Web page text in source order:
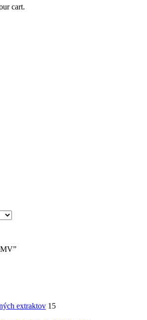
cart.
extraktov 15